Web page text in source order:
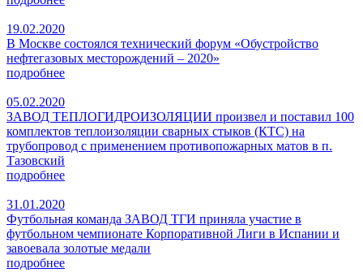
19.02.2020
В Москве состоялся технический форум «Обустройство
нефтегазовых месторождений – 2020»
подробнее
05.02.2020
ЗАВОД ТЕПЛОГИДРОИЗОЛЯЦИИ произвел и поставил 100
комплектов теплоизоляции сварных стыков (КТС) на
трубопровод с применением противопожарных матов в п.
Тазовский
подробнее
31.01.2020
Футбольная команда ЗАВОД ТГИ приняла участие в
футбольном чемпионате Корпоративной Лиги в Испании и
завоевала золотые медали
подробнее